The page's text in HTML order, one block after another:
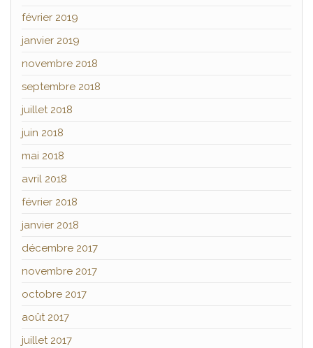
février 2019
janvier 2019
novembre 2018
septembre 2018
juillet 2018
juin 2018
mai 2018
avril 2018
février 2018
janvier 2018
décembre 2017
novembre 2017
octobre 2017
août 2017
juillet 2017